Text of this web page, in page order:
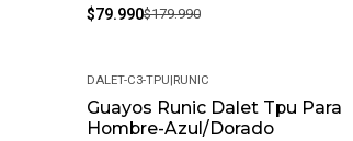
$79.990$179.990
-56%
DALET-C3-TPU|RUNIC
Guayos Runic Dalet Tpu Para
Hombre-Azul/Dorado